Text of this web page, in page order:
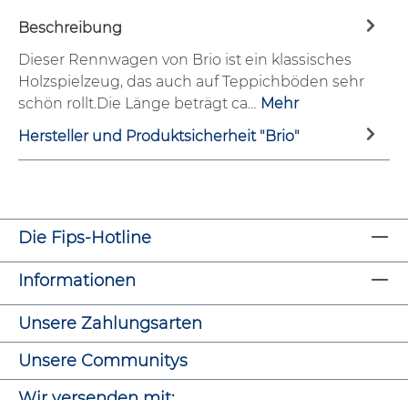
Beschreibung
Dieser Rennwagen von Brio ist ein klassisches
Holzspielzeug, das auch auf Teppichböden sehr
schön rollt.Die Länge beträgt ca… Mehr
Hersteller und Produktsicherheit "Brio"
Die Fips-Hotline
Informationen
Unsere Zahlungsarten
Unsere Communitys